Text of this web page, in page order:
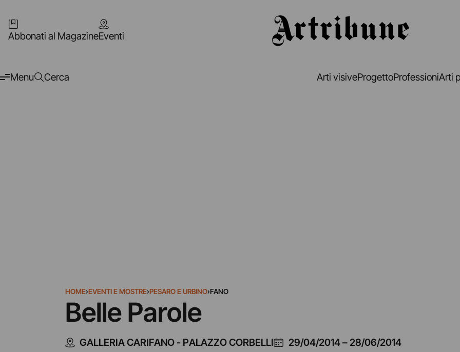
Abbonati al MagazineEventi
Menu Cerca Arti visiveProgettoProfessioniArti
HOME›EVENTI E MOSTRE›PESARO E URBINO›FANO
Belle Parole
GALLERIA CARIFANO - PALAZZO CORBELLI 29/04/2014– 28/06/2014